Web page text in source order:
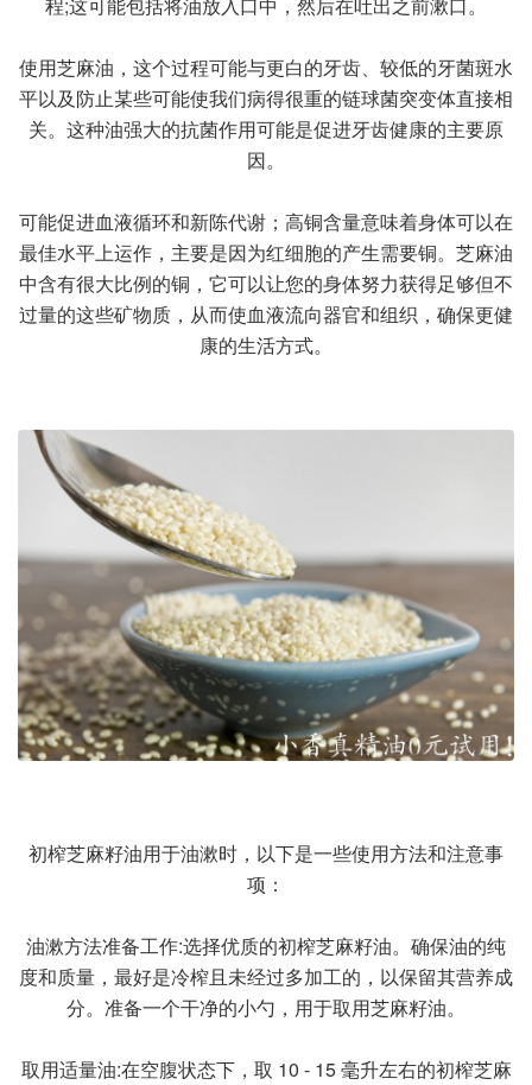
程;这可能包括将油放入口中，然后在吐出之前漱口。
使用芝麻油，这个过程可能与更白的牙齿、较低的牙菌斑水
平以及防止某些可能使我们病得很重的链球菌突变体直接相
关。这种油强大的抗菌作用可能是促进牙齿健康的主要原
因。
可能促进血液循环和新陈代谢；高铜含量意味着身体可以在
最佳水平上运作，主要是因为红细胞的产生需要铜。芝麻油
中含有很大比例的铜，它可以让您的身体努力获得足够但不
过量的这些矿物质，从而使血液流向器官和组织，确保更健
康的生活方式。
初榨芝麻籽油用于油漱时，以下是一些使用方法和注意事
项：
油漱方法准备工作:选择优质的初榨芝麻籽油。确保油的纯
度和质量，最好是冷榨且未经过多加工的，以保留其营养成
分。准备一个干净的小勺，用于取用芝麻籽油。
取用适量油:在空腹状态下，取 10 - 15 毫升左右的初榨芝麻